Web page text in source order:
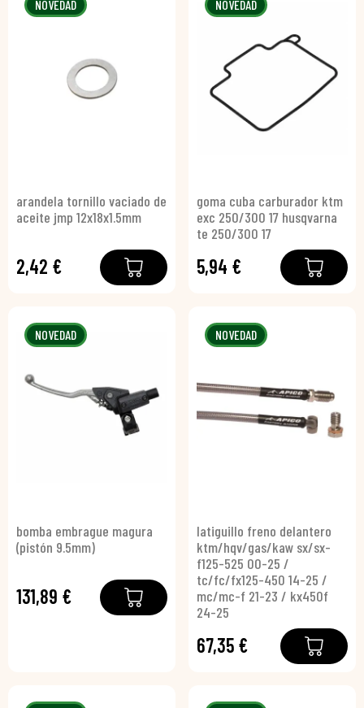
NOVEDAD
arandela tornillo vaciado de
aceite jmp 12x18x1.5mm
2,42 €
NOVEDAD
goma cuba carburador ktm
exc 250/300 17 husqvarna
te 250/300 17
5,94 €
NOVEDAD
bomba embrague magura
(pistón 9.5mm)
131,89 €
NOVEDAD
latiguillo freno delantero
ktm/hqv/gas/kaw sx/sx-
f125-525 00-25 /
tc/fc/fx125-450 14-25 /
mc/mc-f 21-23 / kx450f
24-25
67,35 €